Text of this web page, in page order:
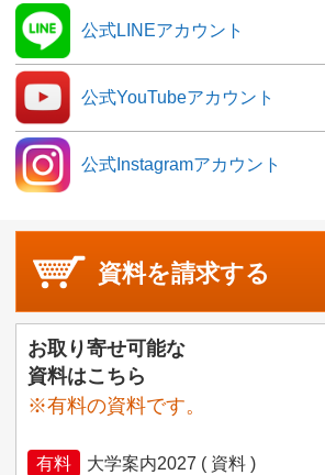
公式LINEアカウント
公式YouTubeアカウント
公式Instagramアカウント
資料を請求する
お取り寄せ可能な
資料はこちら
※有料の資料です。
有料 大学案内2027 ( 資料 )